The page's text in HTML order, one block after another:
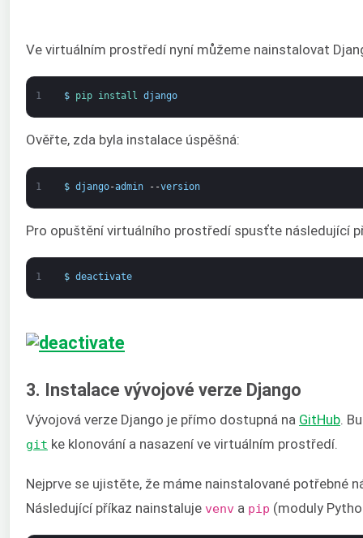
Ve virtuálním prostředí nyní můžeme nainstalovat
1 $ pip install django
Ověřte, zda byla instalace úspěšná:
1 $ django-admin --version
Pro opuštění virtuálního prostředí spusťte následující
1 $ deactivate
3. Instalace vývojové verze Django
Vývojová verze Django je přímo dostupná na GitHub.
git ke klonování a nasazení ve virtuálním prostředí.
Nejprve se ujistěte, že máme nainstalované potřebné
Následující příkaz nainstaluje venv a pip (moduly